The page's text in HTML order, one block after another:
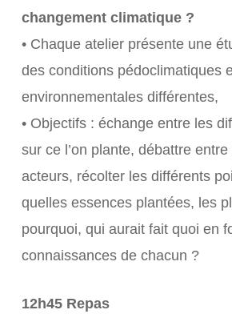
changement climatique ?
• Chaque atelier présente une
des conditions pédoclimatiques
environnementales différentes,
• Objectifs : échange entre les
sur ce l’on plante, débattre
acteurs, récolter les différents
quelles essences plantées, les
pourquoi, qui aurait fait quoi en
connaissances de chacun ?
12h45 Repas